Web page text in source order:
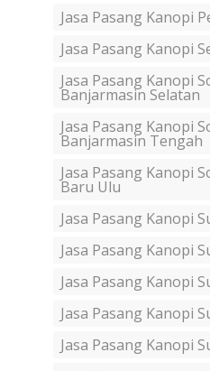
Jasa Pasang Kanopi
Jasa Pasang Kanopi
Jasa Pasang Kanopi
Banjarmasin Selatan
Jasa Pasang Kanopi
Banjarmasin Tengah
Jasa Pasang Kanopi
Baru Ulu
Jasa Pasang Kanopi
Jasa Pasang Kanopi
Jasa Pasang Kanopi
Jasa Pasang Kanopi
Jasa Pasang Kanopi